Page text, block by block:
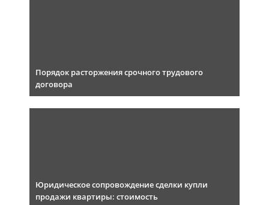
Порядок расторжения срочного трудового
договора
Юридическое сопровождение сделки купли
продажи квартиры: стоимость